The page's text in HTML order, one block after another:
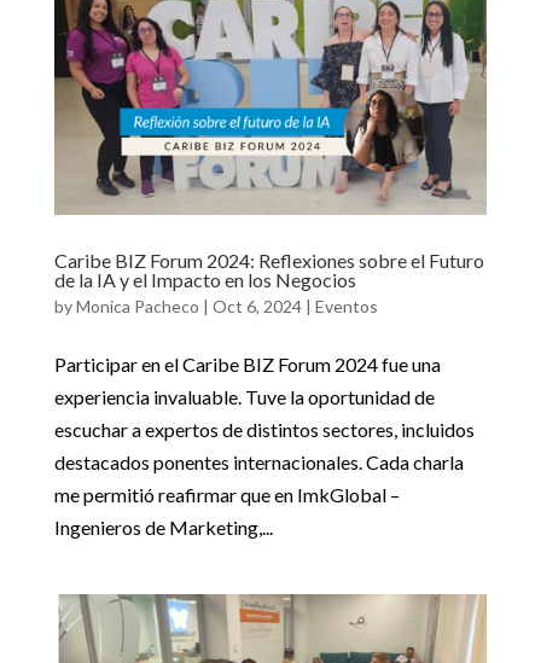
Caribe BIZ Forum 2024: Reflexiones sobre el Futuro
de la IA y el Impacto en los Negocios
byMonica Pacheco Oct 6, 2024| Eventos
Participar en el Caribe BIZ Forum 2024 fue una
experiencia invaluable. Tuve la oportunidad de
escuchar a expertos de distintos sectores, incluidos
destacados ponentes internacionales. Cada charla
me permitió reafirmar que en ImkGlobal –
Ingenieros de Marketing,...